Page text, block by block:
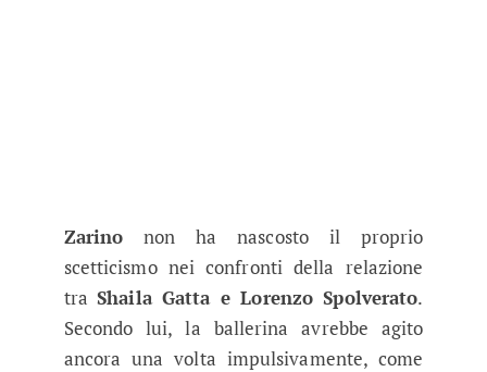
Zarino non ha nascosto il proprio
scetticismo nei confronti della relazione
traShaila Gatta e Lorenzo Spolverato.
Secondo lui, la ballerina avrebbe agito
ancora una volta impulsivamente, come